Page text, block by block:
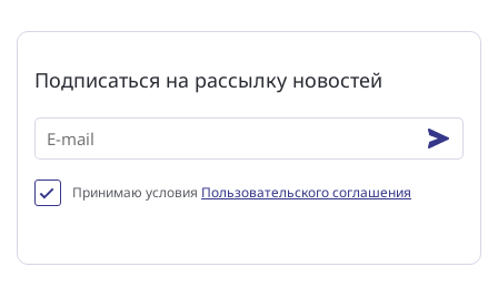
Подписаться на рассылку новостей
Принимаю условия Пользовательского соглашения